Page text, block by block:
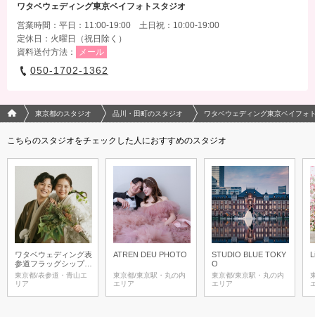
ワタベウェディング東京ベイフォトスタジオ
営業時間：平日：11:00-19:00 土日祝：10:00-19:00
定休日：火曜日（祝日除く）
資料送付方法：
メール
050-1702-1362
フォトウエディング/結婚写真のPhotorait ホーム
東京都のスタジオ 品川・田町のスタジオ ワタベウェディング東京ベイフォ
こちらのスタジオをチェックした人におすすめのスタジオ
ワタベウェディング表
参道フラッグシップフ
ォトスタジオ
東京都/表参道・青山エ
リア
ATREN DEU PHOTO
東京都/東京駅・丸の内
エリア
STUDIO BLUE TOKY
O
東京都/東京駅・丸の内
エリア